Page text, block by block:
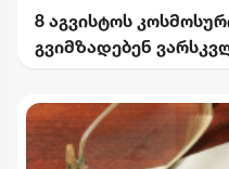
8 აგვისტოს
გვიმზადებენ